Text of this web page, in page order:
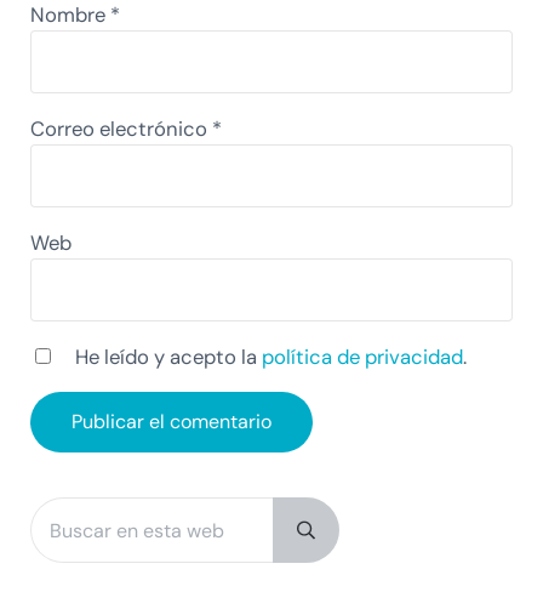
Nombre *
Correo electrónico *
Web
He leído y acepto la política de privacidad.
Sidebar
Submit search